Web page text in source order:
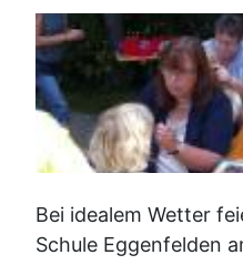
Bei idealem Wetter
Schule Eggenfelden